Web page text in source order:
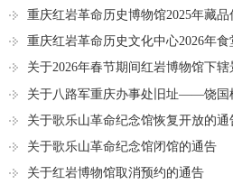
重庆红岩革命历史博物馆2025年藏品
重庆红岩革命历史文化中心2026年
关于2026年春节期间红岩博物馆下
关于八路军重庆办事处旧址——饶国
关于歌乐山革命纪念馆恢复开放的通
关于歌乐山革命纪念馆闭馆的通告
关于红岩博物馆取消预约的通告